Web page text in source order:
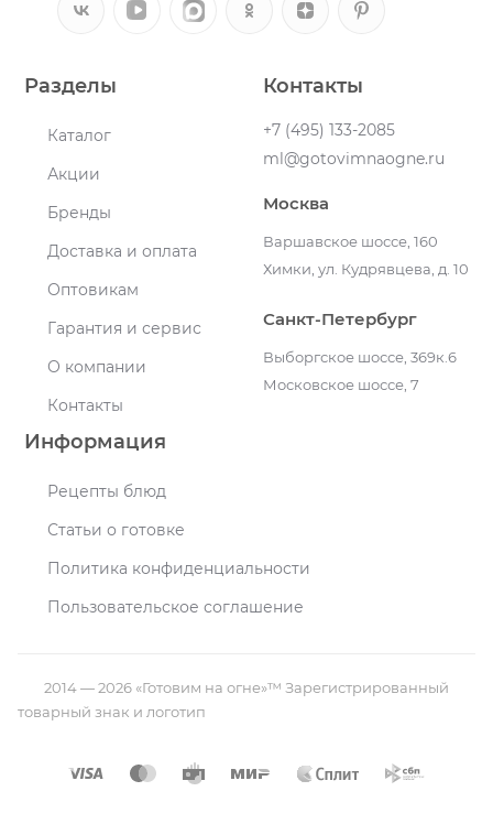
Разделы
Каталог
Акции
Бренды
Доставка и оплата
Оптовикам
Гарантия и сервис
О компании
Контакты
Информация
Рецепты блюд
Статьи о готовке
Политика конфиденциальности
Пользовательское соглашение
Контакты
+7 (495) 133-2085
ml@gotovimnaogne.ru
Москва
Варшавское шоссе, 160
Химки, ул. Кудрявцева, д. 10
Санкт-Петербург
Выборгское шоссе, 369к.6
Московское шоссе, 7
2014 — 2026 «Готовим на огне»™ Зарегистрированный
товарный знак и логотип